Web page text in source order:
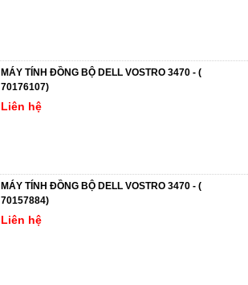
MÁY TÍNH ĐỒNG BỘ DELL VOSTRO 3470 - (
70176107)
Liên hệ
MÁY TÍNH ĐỒNG BỘ DELL VOSTRO 3470 - (
70157884)
Liên hệ